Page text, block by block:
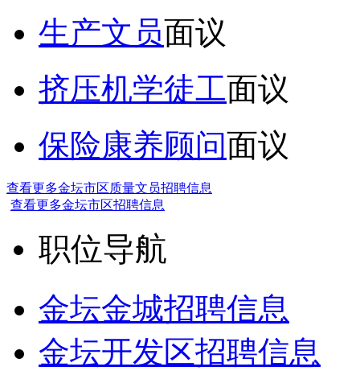
生产文员面议
挤压机学徒工面议
保险康养顾问面议
查看更多金坛市区质量文员招聘信息
查看更多金坛市区招聘信息
职位导航
金坛金城招聘信息
金坛开发区招聘信息